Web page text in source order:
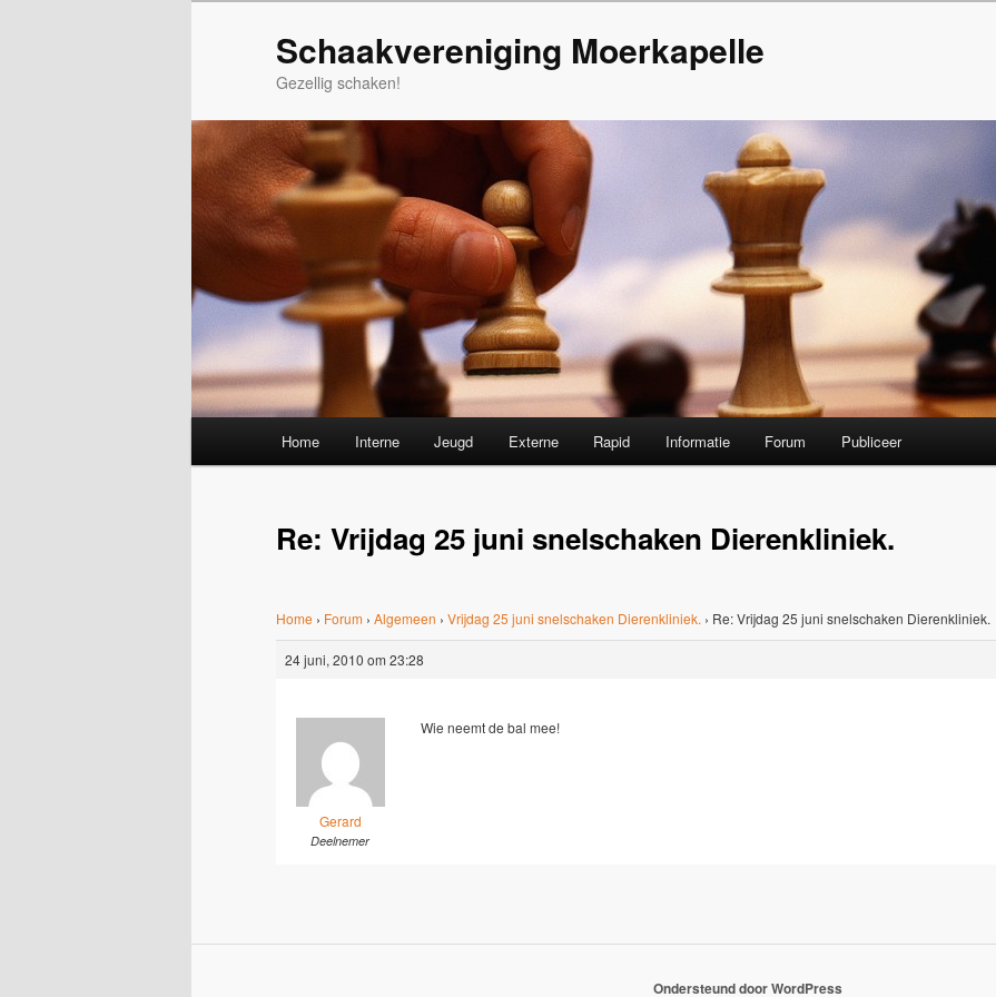
Schaakvereniging Moerkapelle
Gezellig schaken!
Home Interne Jeugd Externe Rapid Informatie Forum Publiceer
Re: Vrijdag 25 juni snelschaken Dierenkliniek.
Home › Forum › Algemeen › Vrijdag 25 juni snelschaken Dierenkliniek. › Re: Vrijdag 25 juni snelschaken Dierenkliniek.
24 juni, 2010 om 23:28
Gerard
Deelnemer
Wie neemt de bal mee!
Ondersteund door WordPress